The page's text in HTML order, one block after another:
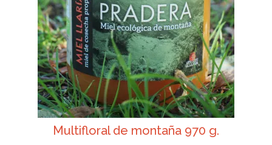
Multifloral de montaña 970 g.